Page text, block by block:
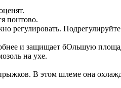
понтово.
и защищает бОльшую
на ухе.
В этом шлеме она